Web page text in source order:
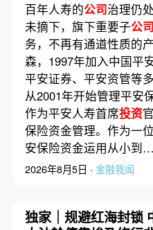
百年人寿的公司治理仍
未摘下，旗下重要子公司
务，不再有通道性质的
森，1997年加入中国平
平安证券、平安资管等
从2001年开始管理平安
作为平安人寿首席投资
保险资金管理。作为一
安保险资金运用从小
2026年8月5日 · 金融我闻
独家｜规避红海封锁